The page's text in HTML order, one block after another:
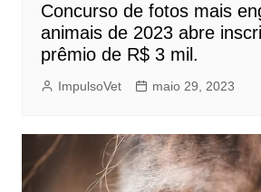
Concurso de fotos mais
animais de 2023 abre
prêmio de R$ 3 mil.
ImpulsoVet maio 29, 2023